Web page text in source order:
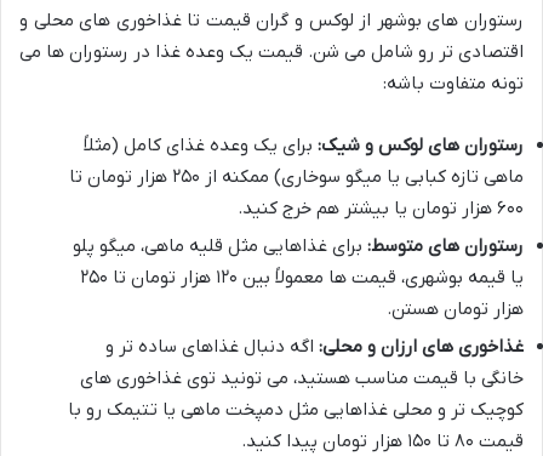
رستوران های بوشهر از لوکس و گران قیمت تا غذاخوری های محلی و
اقتصادی تر رو شامل می شن. قیمت یک وعده غذا در رستوران ها می
تونه متفاوت باشه:
رستوران های لوکس و شیک: برای یک وعده غذای کامل (مثلاً
ماهی تازه کبابی یا میگو سوخاری) ممکنه از ۲۵۰ هزار تومان تا
۶۰۰ هزار تومان یا بیشتر هم خرج کنید.
رستوران های متوسط: برای غذاهایی مثل قلیه ماهی، میگو پلو
یا قیمه بوشهری، قیمت ها معمولاً بین ۱۲۰ هزار تومان تا ۲۵۰
هزار تومان هستن.
غذاخوری های ارزان و محلی: اگه دنبال غذاهای ساده تر و
خانگی با قیمت مناسب هستید، می تونید توی غذاخوری های
کوچیک تر و محلی غذاهایی مثل دمپخت ماهی یا تتیمک رو با
قیمت ۸۰ تا ۱۵۰ هزار تومان پیدا کنید.